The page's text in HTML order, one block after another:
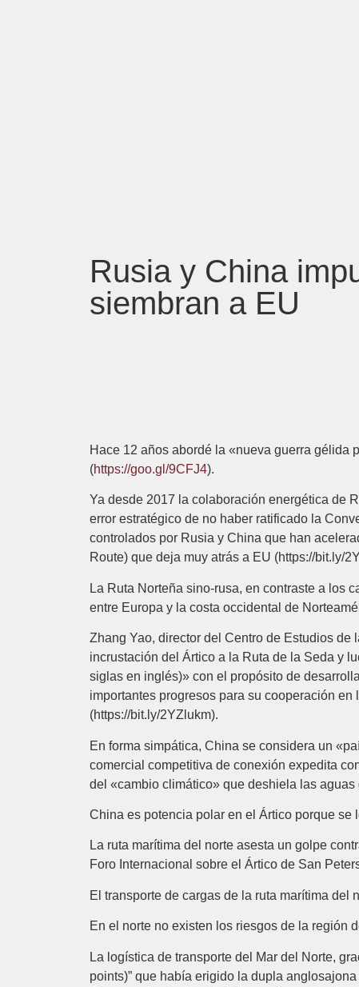
Rusia y China
siembran a EU
Hace 12 años abordé la «nueva guerra gélida
(https://goo.gl/9CFJ4).
Ya desde 2017 la colaboración energética de
error estratégico de no haber ratificado la
controlados por Rusia y China que han
Route) que deja muy atrás a EU (https://bit.ly/
La Ruta Norteña sino-rusa, en contraste a los
entre Europa y la costa occidental de
Zhang Yao, director del Centro de Estudios
incrustación del Ártico a la Ruta de la Seda y
siglas en inglés)» con el propósito de
importantes progresos para su cooperación
(https://bit.ly/2YZlukm).
En forma simpática, China se considera un
comercial competitiva de conexión expedita
del «cambio climático» que deshiela las
China es potencia polar en el Ártico porque se
La ruta marítima del norte asesta un golpe
Foro Internacional sobre el Ártico de San
El transporte de cargas de la ruta marítima
En el norte no existen los riesgos de la región
La logística de transporte del Mar del Norte,
points)” que había erigido la dupla